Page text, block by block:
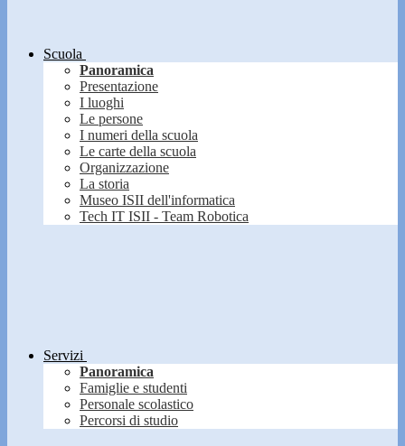
Scuola
Panoramica
Presentazione
I luoghi
Le persone
I numeri della scuola
Le carte della scuola
Organizzazione
La storia
Museo ISII dell'informatica
Tech IT ISII - Team Robotica
Servizi
Panoramica
Famiglie e studenti
Personale scolastico
Percorsi di studio